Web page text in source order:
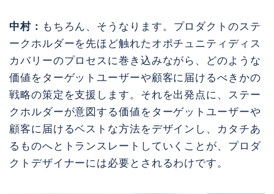
中村： もちろん、そうなります。プロダクトのステ
ークホルダーを先ほど触れたオポチュニティディス
カバリーのプロセスに巻き込みながら、どのような
価値をターゲットユーザーや顧客に届けるべきかの
戦略の策定を支援します。それを出発点に、ステー
クホルダーが意図する価値をターゲットユーザーや
顧客に届けるベストな方法をデザインし、カタチあ
るものへとトランスレートしていくことが、プロダ
クトデザイナーには必要とされるわけです。